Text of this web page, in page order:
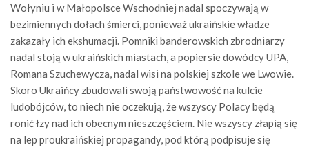
Wołyniu i w Małopolsce Wschodniej nadal spoczywają w
bezimiennych dołach śmierci, ponieważ ukraińskie władze
zakazały ich ekshumacji. Pomniki banderowskich zbrodniarzy
nadal stoją w ukraińskich miastach, a popiersie dowódcy UPA,
Romana Szuchewycza, nadal wisi na polskiej szkole we Lwowie.
Skoro Ukraińcy zbudowali swoją państwowość na kulcie
ludobójców, to niech nie oczekują, że wszyscy Polacy będą
ronić łzy nad ich obecnym nieszczęściem. Nie wszyscy złapią się
na lep proukraińskiej propagandy, pod którą podpisuje się